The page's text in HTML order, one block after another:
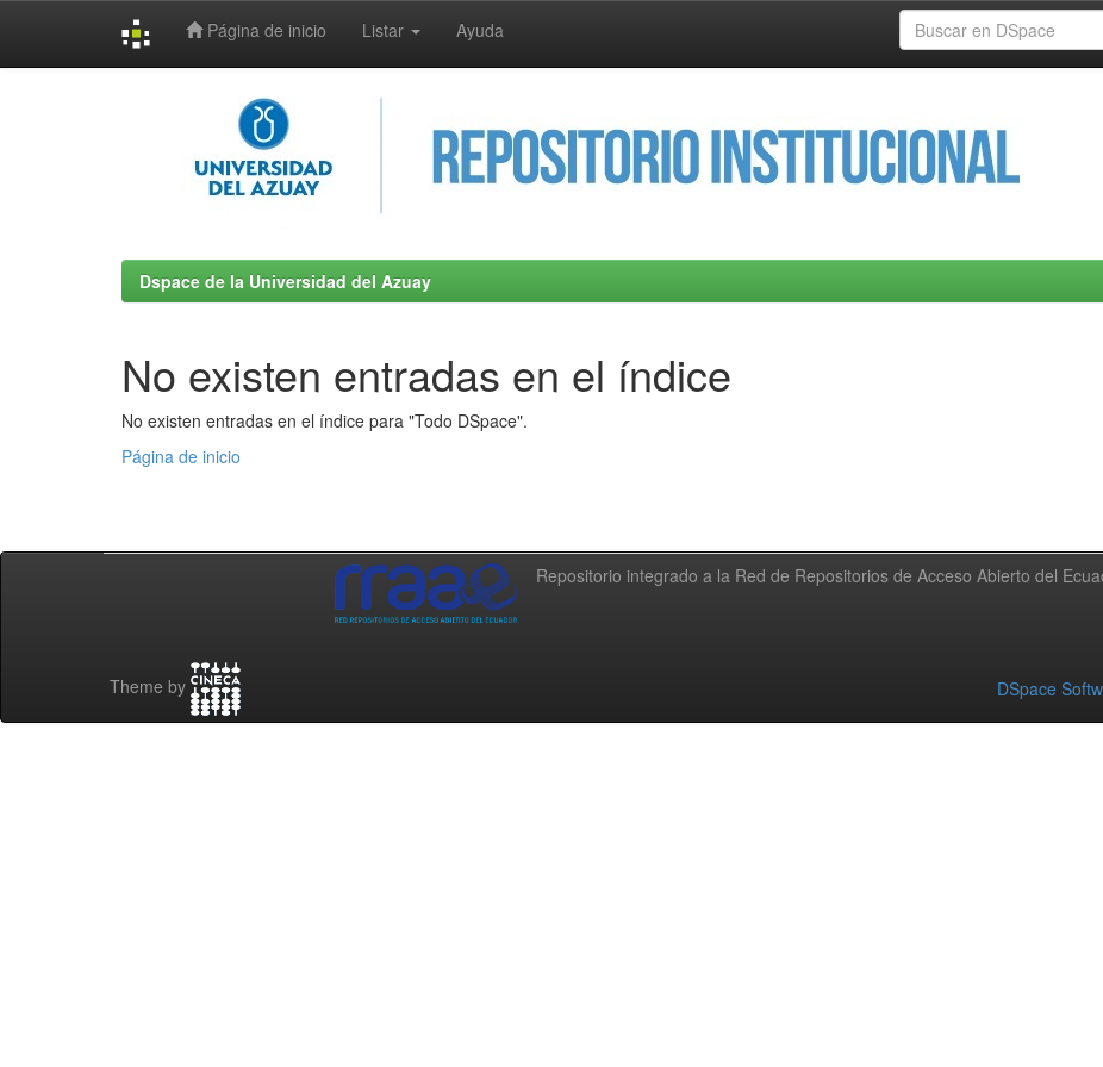
Página de inicio Listar Ayuda
Dspace de la Universidad del Azuay
No existen entradas en el índice
No existen entradas en el índice para "Todo DSpace".
Página de inicio
Repositorio integrado a la Red de Repositorios de Acceso Abierto del
Theme by DSpace